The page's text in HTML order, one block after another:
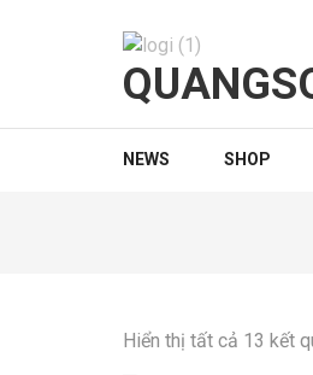
nội
NEWS SHOP
Hiển thị tất cả 13 kết